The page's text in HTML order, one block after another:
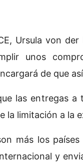
Ursula von
unos
de que
las entregas
la limitación a la
más los
y